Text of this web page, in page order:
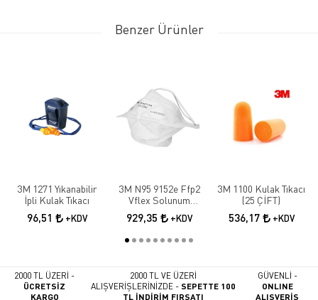
Benzer Ürünler
3M 1271 Yıkanabilir
İpli Kulak Tıkacı
96,51 +KDV
3M N95 9152e Ffp2
Vflex Solunum
Maskesi 10 Adet
929,35 +KDV
3M 1100 Kulak Tıkacı
(25 ÇİFT)
536,17 +KDV
2000 TL ÜZERİ -
ÜCRETSİZ
KARGO
2000 TL VE ÜZERİ
ALIŞVERİŞLERİNİZDE -SEPETTE 100
TL İNDİRİM FIRSATI
GÜVENLİ -
ONLINE
ALIŞVERİŞ